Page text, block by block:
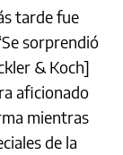
tarde fue
sorprendió
& Koch]
aficionado
mientras
de la